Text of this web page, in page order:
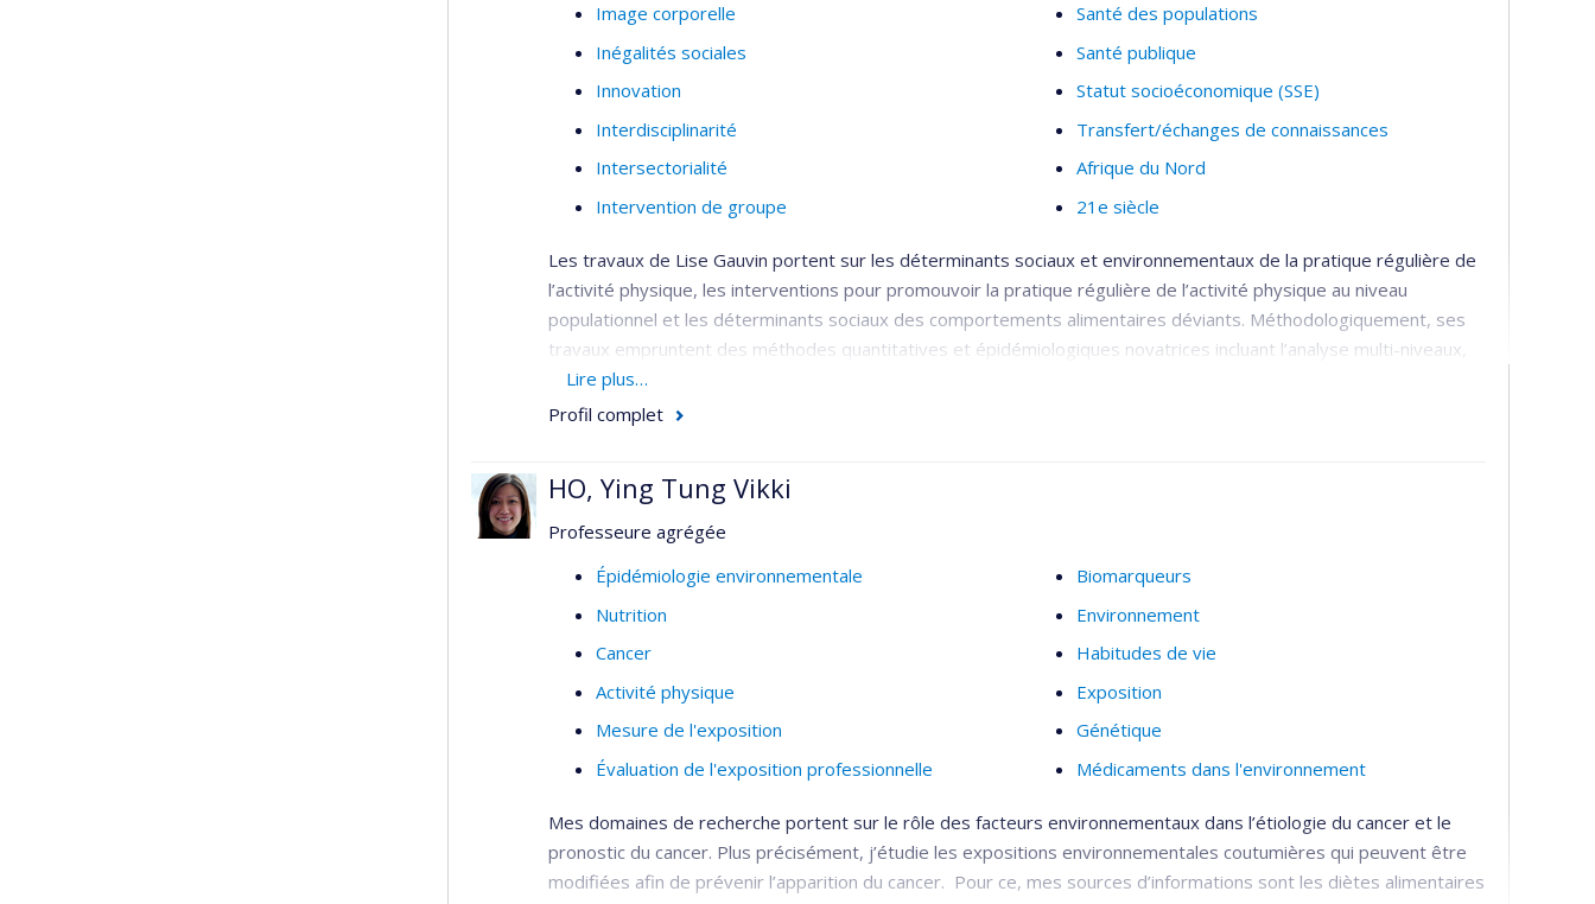
Image corporelle
Inégalités sociales
Innovation
Interdisciplinarité
Intersectorialité
Intervention de groupe
Santé des populations
Santé publique
Statut socioéconomique (SSE)
Transfert/échanges de connaissances
Afrique du Nord
21e siècle
Les travaux de Lise Gauvin portent sur les déterminants sociaux et environnementaux de la pratique régulière de
l’activité physique, les interventions pour promouvoir la pratique régulière de l’activité physique au niveau
populationnel et les déterminants sociaux des comportements alimentaires déviants. Méthodologiquement, ses
travaux empruntent des méthodes quantitatives et épidémiologiques novatrices incluant l’analyse multi-niveaux,
l’économétrie, l’observation sociale systématique et l’échantillonnage des expériences.
Son équipe étudie comment les différentes caractéristiques des quartiers peuvent influencer les habitudes de vie,
interventions de santé publique peuvent changer les voisinages pour le mieux.
Lire plus…
Profil complet
HO, Ying Tung Vikki
Professeure agrégée
Épidémiologie environnementale
Nutrition
Cancer
Activité physique
Mesure de l'exposition
Évaluation de l'exposition professionnelle
Biomarqueurs
Environnement
Habitudes de vie
Exposition
Génétique
Médicaments dans l'environnement
Mes domaines de recherche portent sur le rôle des facteurs environnementaux dans l’étiologie du cancer et le
pronostic du cancer. Plus précisément, j’étudie les expositions environnementales coutumières qui peuvent être
modifiées afin de prévenir l’apparition du cancer. Pour ce, mes sources d’informations sont les diètes alimentaires